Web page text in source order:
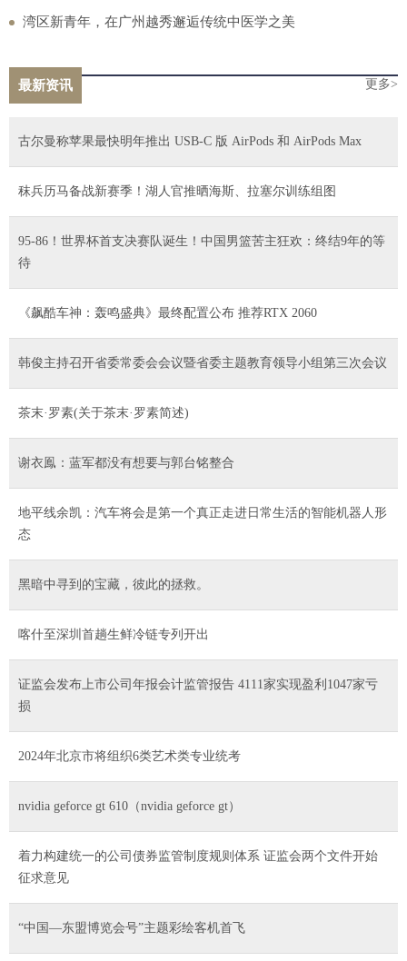
湾区新青年，在广州越秀邂逅传统中医学之美
最新资讯 更多>
古尔曼称苹果最快明年推出 USB-C 版 AirPods 和 AirPods Max
秣兵历马备战新赛季！湖人官推晒海斯、拉塞尔训练组图
95-86！世界杯首支决赛队诞生！中国男篮苦主狂欢：终结9年的等
待
《飙酷车神：轰鸣盛典》最终配置公布 推荐RTX 2060
韩俊主持召开省委常委会会议暨省委主题教育领导小组第三次会议
茶末·罗素(关于茶末·罗素简述)
谢衣鳯：蓝军都没有想要与郭台铭整合
地平线余凯：汽车将会是第一个真正走进日常生活的智能机器人形
态
黑暗中寻到的宝藏，彼此的拯救。
喀什至深圳首趟生鲜冷链专列开出
证监会发布上市公司年报会计监管报告 4111家实现盈利1047家亏
损
2024年北京市将组织6类艺术类专业统考
nvidia geforce gt 610（nvidia geforce gt）
着力构建统一的公司债券监管制度规则体系 证监会两个文件开始
征求意见
“中国—东盟博览会号”主题彩绘客机首飞